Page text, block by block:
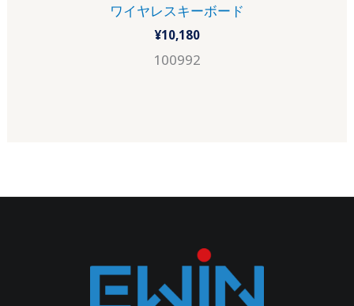
ワイヤレスキーボード
¥10,180
100992